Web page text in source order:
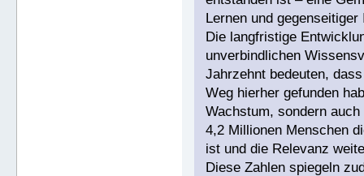
Lernen und
Die langfristige
unverbindlichen
Jahrzehnt bedeuten,
Weg hierher gefunden
Wachstum, sondern
4,2 Millionen Menschen
ist und die Relevanz
Diese Zahlen spiegeln